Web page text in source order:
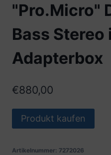
"Pro.Micro"
Bass Stereo
Adapterbox
€880,00
Produkt kaufen
Artikelnummer: 7272026